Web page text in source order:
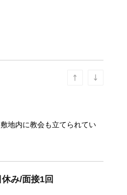
地内に教会も立てられてい
み/面接1回